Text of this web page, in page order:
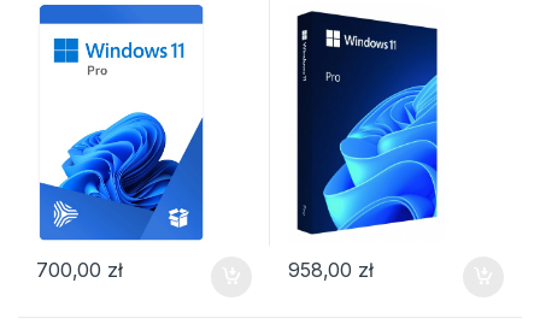
700,00 zł 958,00 zł